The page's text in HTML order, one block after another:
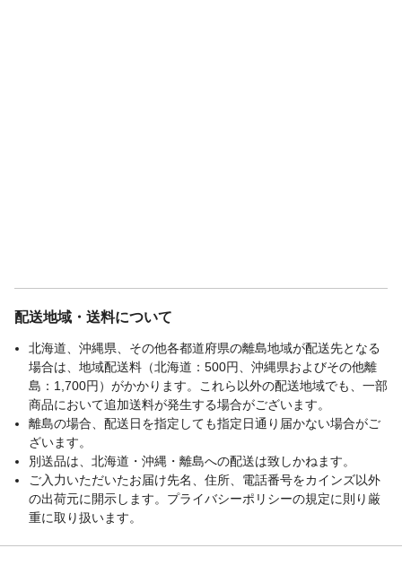
配送地域・送料について
北海道、沖縄県、その他各都道府県の離島地域が配送先となる
場合は、地域配送料（北海道：500円、沖縄県およびその他離
島：1,700円）がかかります。これら以外の配送地域でも、一部
商品において追加送料が発生する場合がございます。
離島の場合、配送日を指定しても指定日通り届かない場合がご
ざいます。
別送品は、北海道・沖縄・離島への配送は致しかねます。
ご入力いただいたお届け先名、住所、電話番号をカインズ以外
の出荷元に開示します。プライバシーポリシーの規定に則り厳
重に取り扱います。